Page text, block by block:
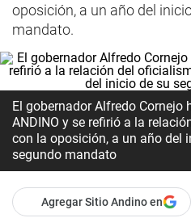
oposición, a un año del
mandato.
El gobernador Alfredo Cornejo
ANDINO y se refirió a la
con la oposición, a un año del
segundo mandato
Agregar Sitio Andino en